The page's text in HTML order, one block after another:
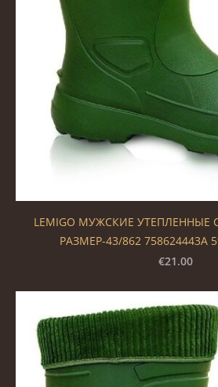
LEMIGO МУЖСКИЕ
РАЗМЕР-43/862 758624443A
€21.00